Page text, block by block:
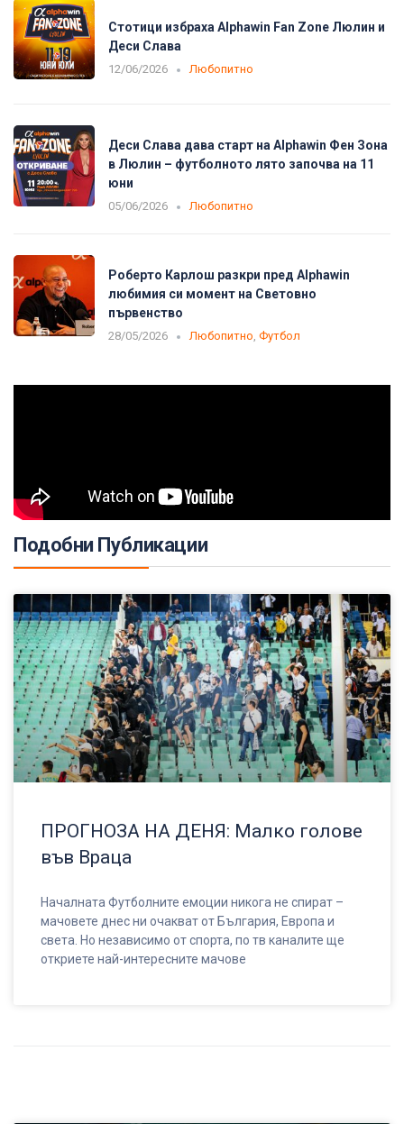
Стотици избраха Alphawin Fan Zone Люлин и
Деси Слава
12/06/2026 Любопитно
Деси Слава дава старт на Alphawin Фен Зона
в Люлин – футболното лято започва на 11
юни
05/06/2026 Любопитно
Роберто Карлош разкри пред Alphawin
любимия си момент на Световно
първенство
28/05/2026 Любопитно Футбол
Подобни Публикации
ПРОГНОЗА НА ДЕНЯ: Малко голове
във Враца
Началната Футболните емоции никога не спират –
мачовете днес ни очакват от България, Европа и
света. Но независимо от спорта, по тв каналите ще
откриете най-интересните мачове